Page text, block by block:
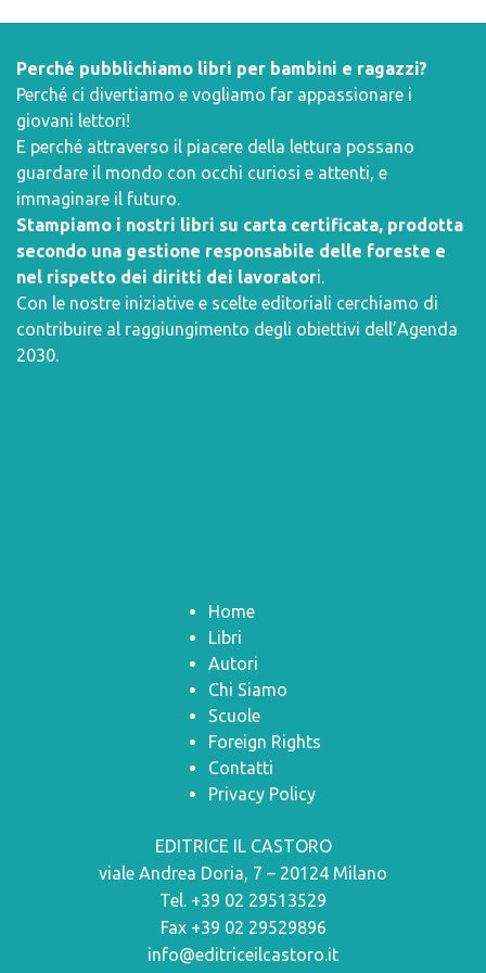
Perché pubblichiamo libri per bambini e ragazzi?
Perché ci divertiamo e vogliamo far appassionare i
giovani lettori!
E perché attraverso il piacere della lettura possano
guardare il mondo con occhi curiosi e attenti, e
immaginare il futuro.
Stampiamo i nostri libri su carta certificata, prodotta
secondo una gestione responsabile delle foreste e
nel rispetto dei diritti dei lavoratori.
Con le nostre iniziative e scelte editoriali cerchiamo di
contribuire al raggiungimento degli obiettivi dell’Agenda
2030.
Home
Libri
Autori
Chi Siamo
Scuole
Foreign Rights
Contatti
Privacy Policy
EDITRICE IL CASTORO
viale Andrea Doria, 7 – 20124 Milano
Tel. +39 02 29513529
Fax +39 02 29529896
info@editriceilcastoro.it